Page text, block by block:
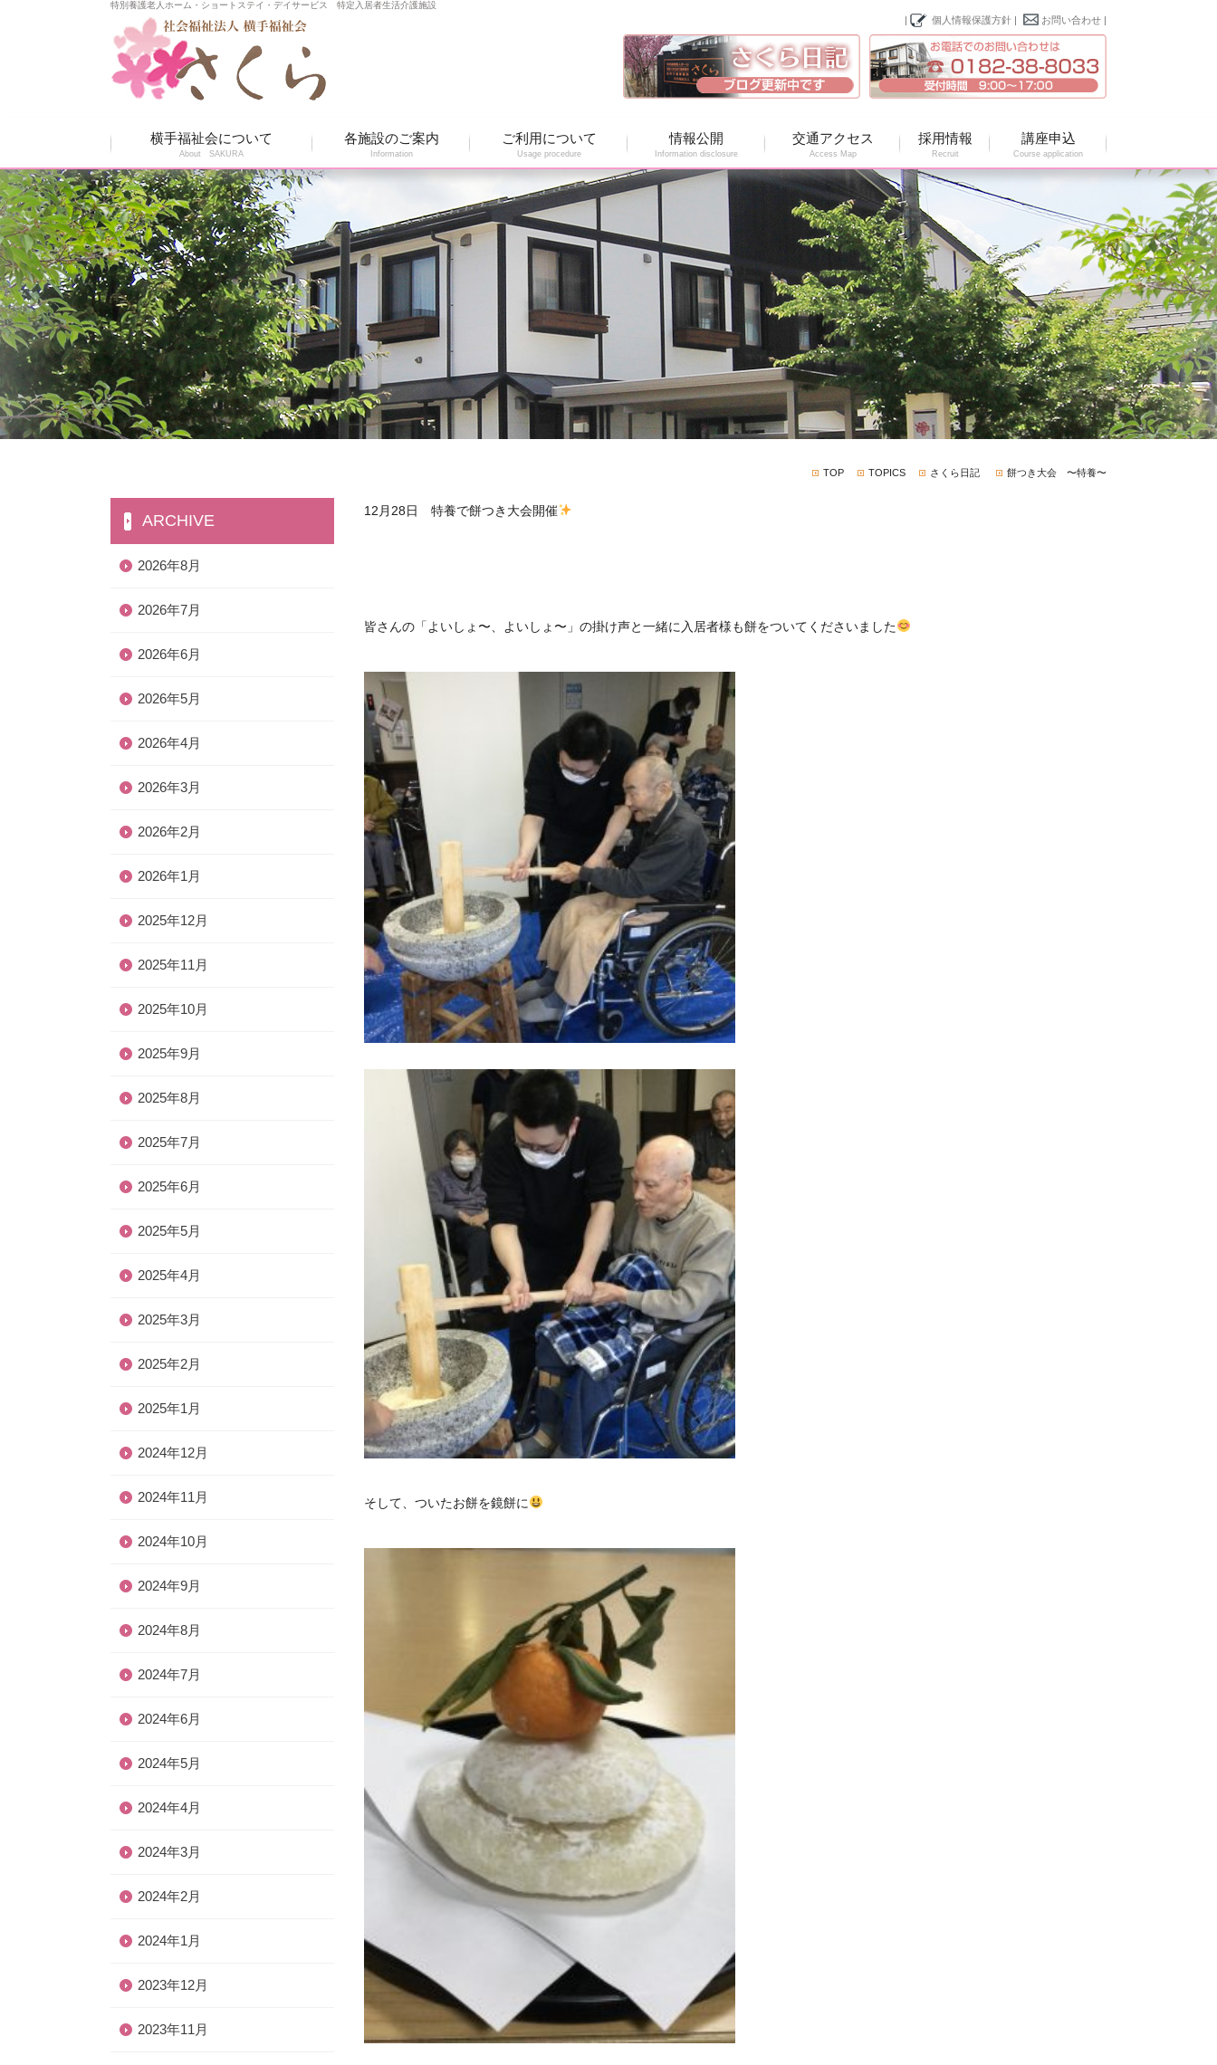
特別養護老人ホーム・ショートステイ・デイサービス 特定入居者生活介護施設
| 個人情報保護方針 | お問い合わせ |
横手福祉会について
About SAKURA
各施設のご案内
Information
ご利用について
Usage procedure
情報公開
Information disclosure
交通アクセス
Access Map
採用情報
Recruit
講座申込
Course application
TOP TOPICS さくら日記 餅つき大会 〜特養〜
12月28日 特養で餅つき大会開催
皆さんの「よいしょ〜、よいしょ〜」の掛け声と一緒に入居者様も餅をついてくださいました
そして、ついたお餅を鏡餅に
ARCHIVE
2026年8月
2026年7月
2026年6月
2026年5月
2026年4月
2026年3月
2026年2月
2026年1月
2025年12月
2025年11月
2025年10月
2025年9月
2025年8月
2025年7月
2025年6月
2025年5月
2025年4月
2025年3月
2025年2月
2025年1月
2024年12月
2024年11月
2024年10月
2024年9月
2024年8月
2024年7月
2024年6月
2024年5月
2024年4月
2024年3月
2024年2月
2024年1月
2023年12月
2023年11月